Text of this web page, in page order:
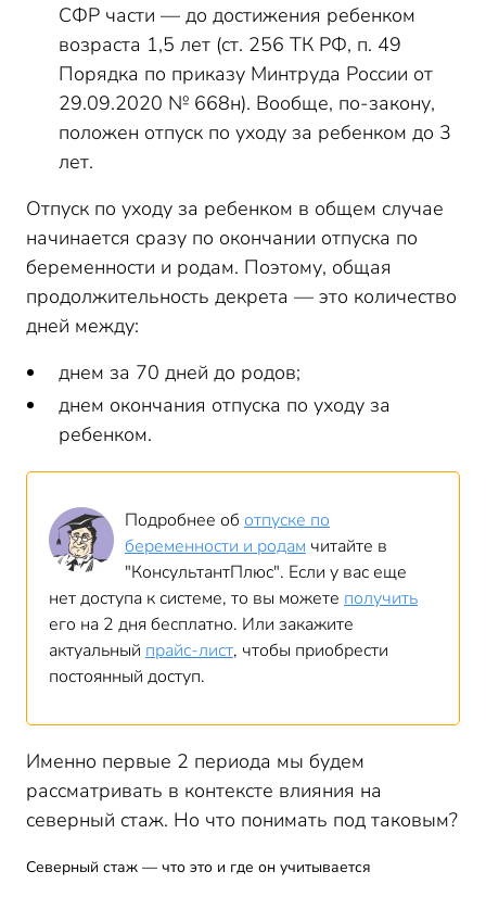
СФР части — до достижения ребенком
возраста 1,5 лет (ст. 256 ТК РФ, п. 49
Порядка по приказу Минтруда России от
29.09.2020 № 668н). Вообще, по-закону,
положен отпуск по уходу за ребенком до 3
лет.
Отпуск по уходу за ребенком в общем случае
начинается сразу по окончании отпуска по
беременности и родам. Поэтому, общая
продолжительность декрета — это количество
дней между:
днем за 70 дней до родов;
днем окончания отпуска по уходу за
ребенком.
Подробнее об отпуске по
беременности и родам читайте в
"КонсультантПлюс". Если у вас еще
нет доступа к системе, то вы можете получить
его на 2 дня бесплатно. Или закажите
актуальный прайс-лист, чтобы приобрести
постоянный доступ.
Именно первые 2 периода мы будем
рассматривать в контексте влияния на
северный стаж. Но что понимать под таковым?
Северный стаж — что это и где он учитывается